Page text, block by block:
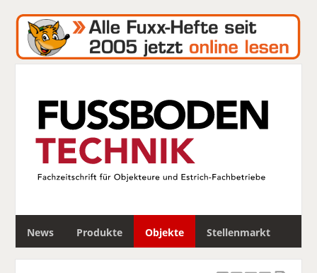
News Produkte Objekte Stellenmarkt
c